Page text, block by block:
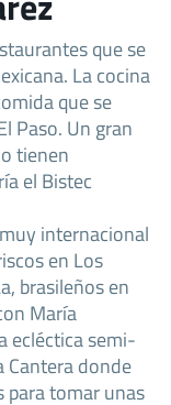
que se
La cocina
que se
Paso. Un gran
tienen
el Bistec
internacional
en Los
brasileños en
María
ecléctica semi-
Cantera donde
para tomar unas